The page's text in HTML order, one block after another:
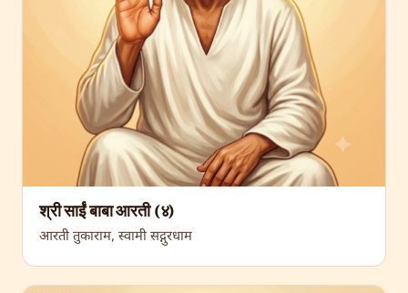
श्री साईं बाबा आरती (४)
आरती तुकाराम, स्वामी सद्गुरधाम